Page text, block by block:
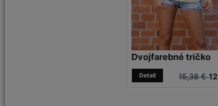
Dvojfarebné tričko
15,38 €
Detail